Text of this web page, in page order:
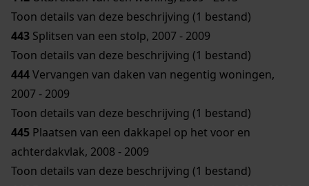
Toon details van deze beschrijving (1 bestand)
443 Splitsen van een stolp, 2007 - 2009
Toon details van deze beschrijving (1 bestand)
444Vervangen van daken van negentig woningen,
2007 - 2009
Toon details van deze beschrijving (1 bestand)
445 Plaatsen van een dakkapel op het voor en
achterdakvlak, 2008 - 2009
Toon details van deze beschrijving (1 bestand)